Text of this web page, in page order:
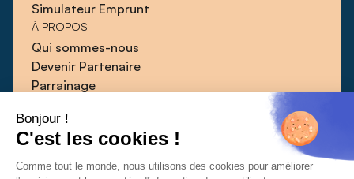
Bonjour !
C'est les cookies !
Comme tout le monde, nous utilisons des cookies pour améliorer
Simulateur Emprunt
À PROPOS
Qui sommes-nous
Devenir Partenaire
Parrainage
Guides
Presse
Contact